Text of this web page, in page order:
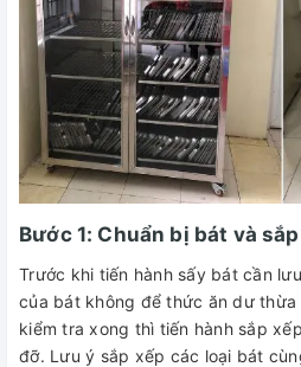
Bước 1: Chuẩn bị bát và
Trước khi tiến hành sấy bát cần
của bát không để thức ăn dư thừa
kiểm tra xong thì tiến hành sắp
đỡ. Lưu ý sắp xếp các loại bát